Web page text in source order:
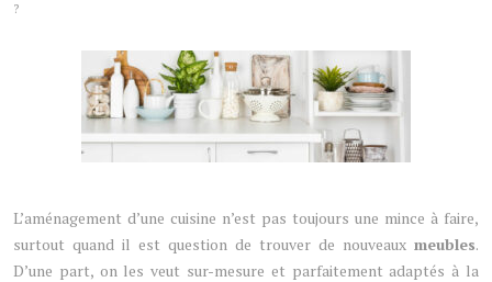
?
L’aménagement d’une cuisine n’est pas toujours une mince à faire,
surtout quand il est question de trouver de nouveaux meubles.
D’une part, on les veut sur-mesure et parfaitement adaptés à la